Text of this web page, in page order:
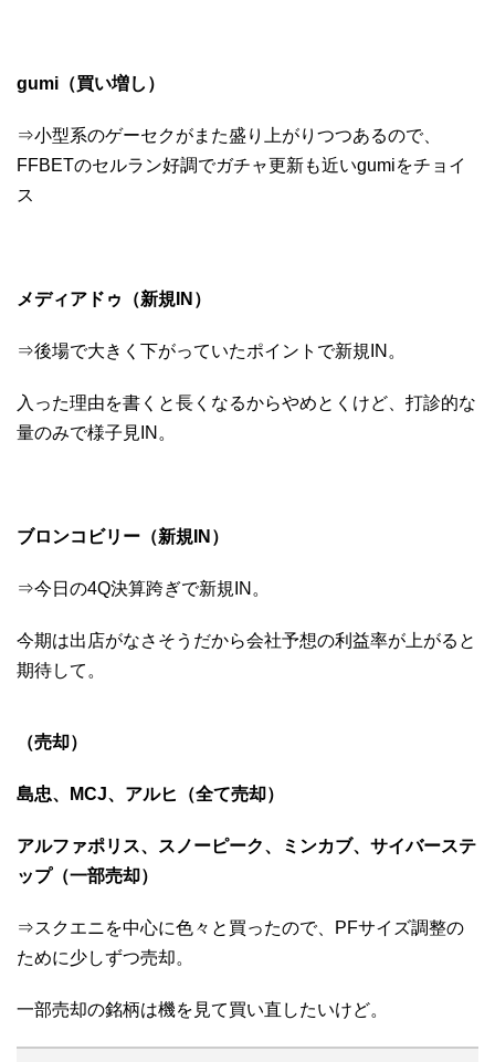
gumi（買い増し ）
⇒小型系のゲーセクがまた盛り上がりつつあるので、
FFBETのセルラン好調でガチャ更新も近いgumiをチョイ
ス
メディアドゥ（新規IN ）
⇒後場で大きく下がっていたポイントで新規IN。
入った理由を書くと長くなるからやめとくけど、打診的な
量のみで様子見IN。
ブロンコビリー（新規IN ）
⇒今日の4Q決算跨ぎで新規IN。
今期は出店がなさそうだから会社予想の利益率が上がると
期待して。
（売却）
島忠、MCJ、アルヒ（全て売却）
アルファポリス、スノーピーク、ミンカブ、サイバーステ
ップ（一部売却）
⇒スクエニを中心に色々と買ったので、PFサイズ調整の
ために少しずつ売却。
一部売却の銘柄は機を見て買い直したいけど。